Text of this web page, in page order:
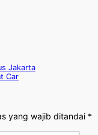
Jakarta
Car
yang wajib ditandai *